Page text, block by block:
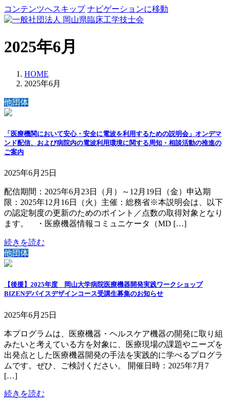
コンテンツへスキップ ナビゲーションに移動
2025年6月
HOME
2025年6月
他団体
「医療機関において安心・安全に電波を利用するための説明会」オンデマ
ンド配信、および病院内の電波利用環境に関する周知・相談活動の推進の
ご案内
2025年6月25日
配信期間：2025年6月23日（月）～12月19日（金）申込期
限：2025年12月16日（火）主催：総務省※本説明会は、以下
の認定制度の更新のためのポイント／点数の取得対象となり
ます。 ・医療機器情報コミュニケータ（MD […]
続きを読む
他団体
【後援】2025年度 岡山大学病院医療機器開発実践ワークショップ
BIZENデバイスデザインコース受講生募集のお知らせ
2025年6月25日
本プログラムは、医療機器・ヘルスケア機器の開発に取り組
みたいと考えている方を対象に、医療現場の課題やニーズを
出発点とした医療機器開発の手法を実践的に学べるプログラ
ムです。ぜひ、ご検討ください。 開催日時：2025年7月7
[…]
続きを読む